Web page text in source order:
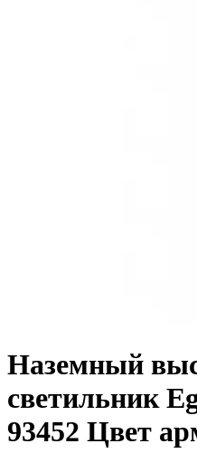
Наземный
светильник
93452 Цвет